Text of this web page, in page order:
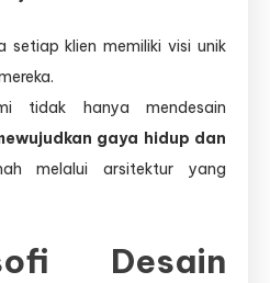
setiap klien memiliki visi unik
tidak hanya mendesain
gaya hidup dan
melalui arsitektur yang
Desain